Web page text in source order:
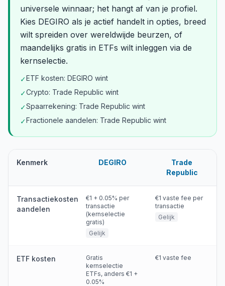
universele winnaar; het hangt af van je profiel.
Kies DEGIRO als je actief handelt in opties, breed
wilt spreiden over wereldwijde beurzen, of
maandelijks gratis in ETFs wilt inleggen via de
kernselectie.
✓ETF kosten: DEGIRO wint
✓Crypto: Trade Republic wint
✓Spaarrekening: Trade Republic wint
✓Fractionele aandelen: Trade Republic wint
Kenmerk DEGIRO
Trade
Republic
Transactiekosten
aandelen
€1 + 0.05% per
transactie
(kernselectie
gratis)
Gelijk
€1 vaste fee per
transactie
Gelijk
ETF kosten
Gratis
kernselectie
ETFs, anders €1 +
0.05%
€1 vaste fee